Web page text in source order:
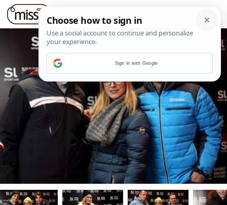
Sign in with Google